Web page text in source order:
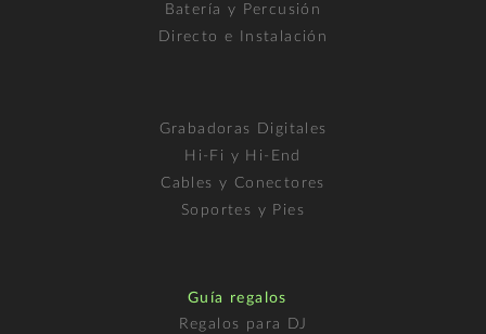
Batería y Percusión
Directo e Instalación
Grabadoras Digitales
Hi-Fi y Hi-End
Cables y Conectores
Soportes y Pies
Guía regalos
Regalos para DJ